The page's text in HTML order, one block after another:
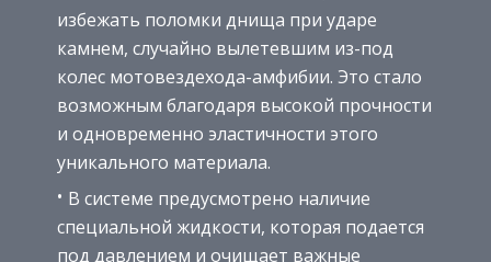
избежать поломки днища при ударе
камнем, случайно вылетевшим из-под
колес мотовездехода-амфибии. Это стало
возможным благодаря высокой прочности
и одновременно эластичности этого
уникального материала.
В системе предусмотрено наличие
специальной жидкости, которая подается
под давлением и очищает важные